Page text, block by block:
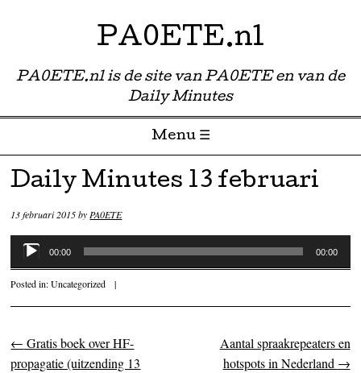
PA0ETE.nl
PA0ETE.nl is de site van PA0ETE en van de
Daily Minutes
Menu ☰
Skip to content
Daily Minutes 13 februari
13 februari 2015byPA0ETE
Audiospeler
00:00 00:00
Posted in:Uncategorized |
Post navigation
← Gratis boek over HF-
propagatie (uitzending 13
Aantal spraakrepeaters en
hotspots in Nederland →